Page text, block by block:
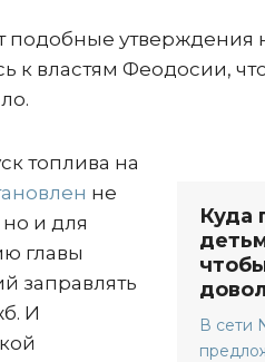
подобные
к властям Феодосии,
Куда
В сети
топлива на
не
и для
главы
заправлять
И